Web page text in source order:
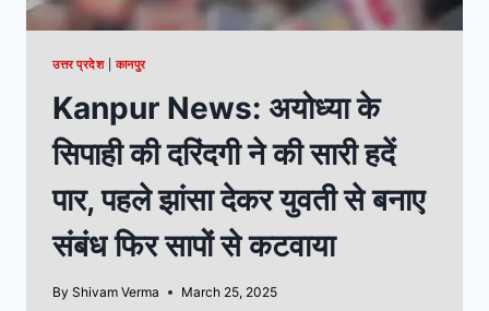
उत्तर प्रदेश|कानपुर
Kanpur News: अयोध्या के
सिपाही की दरिंदगी ने की सारी हदें
पार, पहले झांसा देकर युवती से बनाए
संबंध फिर सापों से कटवाया
By Shivam Verma March 25, 2025